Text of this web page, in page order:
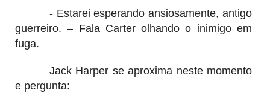
- Estarei esperando ansiosamente, antigo
guerreiro. – Fala Carter olhando o inimigo em
fuga.
Jack Harper se aproxima neste momento
e pergunta: